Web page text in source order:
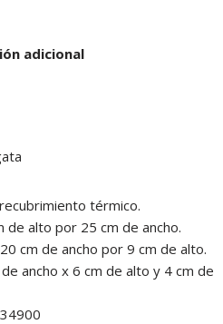
adicional
térmico.
de alto por 25 cm de ancho.
cm de ancho por 9 cm de alto.
ancho x 6 cm de alto y 4 cm de